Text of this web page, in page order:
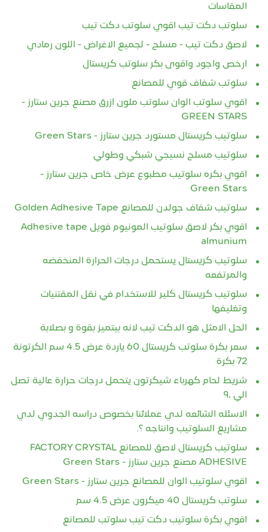
المقاسات
سلوتب دكت تيب اقوي سلوتب دكت تيب
لاصق دكت تيب - مسلح - لجميع الاغراض - اللون رمادي
ارخص واجود واقوى بكر سلوتب كريستال
سلوتب شفاف قوي للمصانع
اقوي سلوتب الوان سلوتب ملون ازرق مصنع جرين ستارز -
GREEN STARS
سلوتيب كريستال مستورد جرين ستارز - Green Stars
سلوتيب مسلح نسيجي شبكي وطولي
اقوي بكره سلوتيب مطبوع عرض خاص جرين ستارز -
Green Stars
سلوتيب شفاف جولدن للمصانع Golden Adhesive Tape
اقوي بكر لاصق سلوتيب المونيوم فويل Adhesive tape
almunium
سلوتيب كريستال يستحمل درجات الحرارة المنخفضه
والمرتفعه
سلوتيب كريستال كلير للاستخدام في نقل المقتنيات
وتغليفها
الحل الامثل هو الدكت تيب لانه بيتميز بقوة و بصلابة
سعر بكرة سلوتب كريستال 60 ياردة عرض 4.5 سم الكرتونة
72 بكرة
شريط لحام كهرباء شيكرتون يتحمل درجات حرارة عالية تصل
الي ٩٠
الاسئله الشائعه لدي عملائنا بخصوص دراسه الجدوي لدي
مشاريع السلوتيب وانتاجه ؟.
سلوتيب كريستال لاصق للمصانع FACTORY CRYSTAL
ADHESIVE مصنع جرين ستارز - Green Stars
اقوي سلوتيب الوان للمصانع جرين ستارز - Green Stars
سلوتب كريستال 40 ميكرون عرض 4.5 سم
اقوي بكرة سلوتيب دكت تيب سلوتب للمصانع